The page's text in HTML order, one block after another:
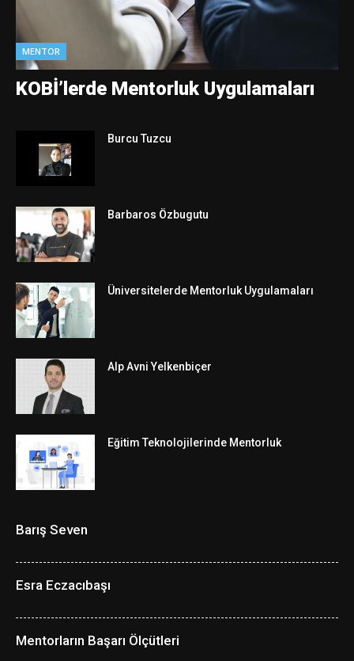
MENTOR
KOBİ’lerde Mentorluk Uygulamaları
Burcu Tuzcu
Barbaros Özbugutu
Üniversitelerde Mentorluk Uygulamaları
Alp Avni Yelkenbiçer
Eğitim Teknolojilerinde Mentorluk
Barış Seven
Esra Eczacıbaşı
Mentorların Başarı Ölçütleri